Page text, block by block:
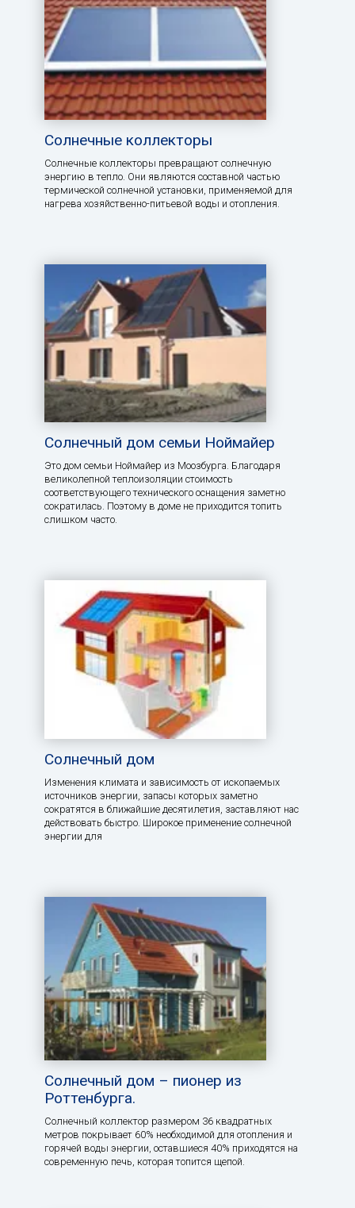
Солнечные коллекторы
Солнечные коллекторы превращают солнечную
энергию в тепло. Они являются составной частью
термической солнечной установки, применяемой для
нагрева хозяйственно-питьевой воды и отопления.
Солнечный дом семьи Ноймайер
Это дом семьи Ноймайер из Моозбурга. Благодаря
великолепной теплоизоляции стоимость
соответствующего технического оснащения заметно
сократилась. Поэтому в доме не приходится топить
слишком часто.
Солнечный дом
Изменения климата и зависимость от ископаемых
источников энергии, запасы которых заметно
сократятся в ближайшие десятилетия, заставляют нас
действовать быстро. Широкое применение солнечной
энергии для
Солнечный дом – пионер из
Роттенбурга.
Солнечный коллектор размером 36 квадратных
метров покрывает 60% необходимой для отопления и
горячей воды энергии, оставшиеся 40% приходятся на
современную печь, которая топится щепой.